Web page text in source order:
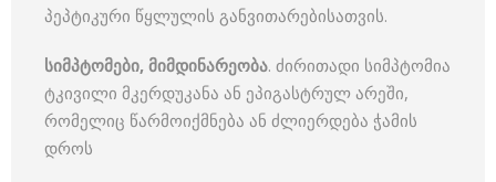
პეპტიკური წყლულის განვითარებისათვის.
სიმპტომები, მიმდინარეობა. ძირითადი სიმპტომია
ტკივილი მკერდუკანა ან ეპიგასტრულ არეში,
რომელიც წარმოიქმნება ან ძლიერდება ჭამის
დროს